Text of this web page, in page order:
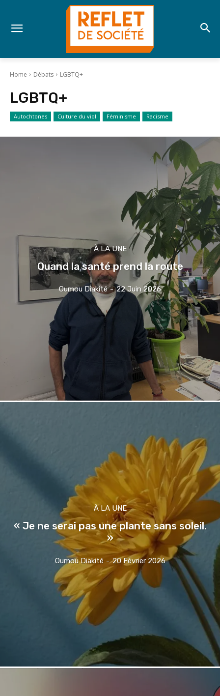
Home Débats LGBTQ+
LGBTQ+
Autochtones Culture du viol Féminisme Racisme
À LA UNE
Quand la santé prend la route
Oumou Diakité - 22 Juin 2026
À LA UNE
« Je ne serai pas une plante sans soleil.
»
Oumou Diakité - 20 Février 2026